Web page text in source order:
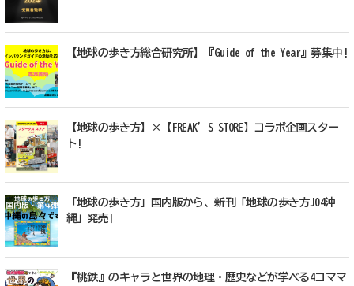
【地球の歩き方総合研究所】『Guide of the Year』募集中!
【地球の歩き方】×【FREAK’S STORE】コラボ企画スター
ト!
「地球の歩き方」国内版から、新刊「地球の歩き方J04沖
縄」発売!
『桃鉄』のキャラと世界の地理・歴史などが学べる4コママ